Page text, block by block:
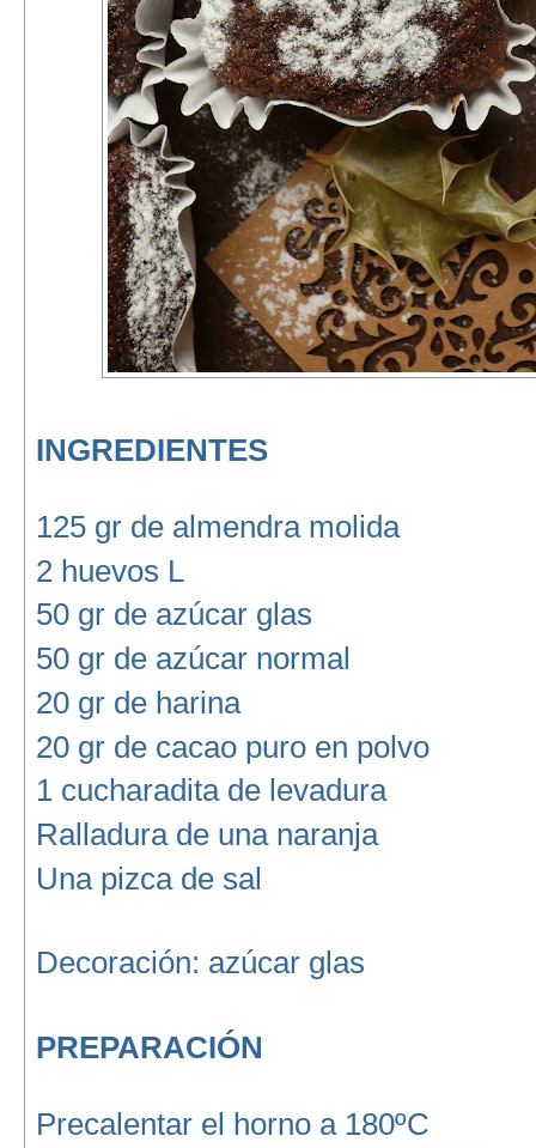
INGREDIENTES
125 gr de almendra molida
2 huevos L
50 gr de azúcar glas
50 gr de azúcar normal
20 gr de harina
20 gr de cacao puro en polvo
1 cucharadita de levadura
Ralladura de una naranja
Una pizca de sal
Decoración: azúcar glas
PREPARACIÓN
Precalentar el horno a 180ºC